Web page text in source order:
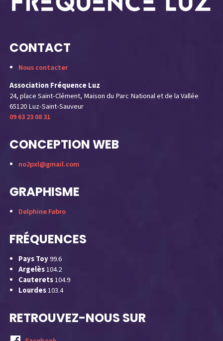
CONTACT
Nous contacter
Association Fréquence Luz
24, place Saint-Clément, Maison du Parc National et de la Vallée
65120 Luz-Saint-Sauveur
09 63 23 08 31
CONCEPTION WEB
no2pxl@gmail.com
GRAPHISME
Delphine Fabro
FRÉQUENCES
Pays Toy99.6
Argelès104.2
Cauterets104.9
Lourdes103.4
RETROUVEZ-NOUS SUR